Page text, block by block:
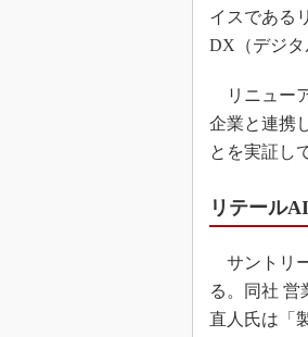
イスである
DX（デジタ
リニュー
企業と連携
とを実証し
リテール
サントリ
る。同社 営
直人氏は「